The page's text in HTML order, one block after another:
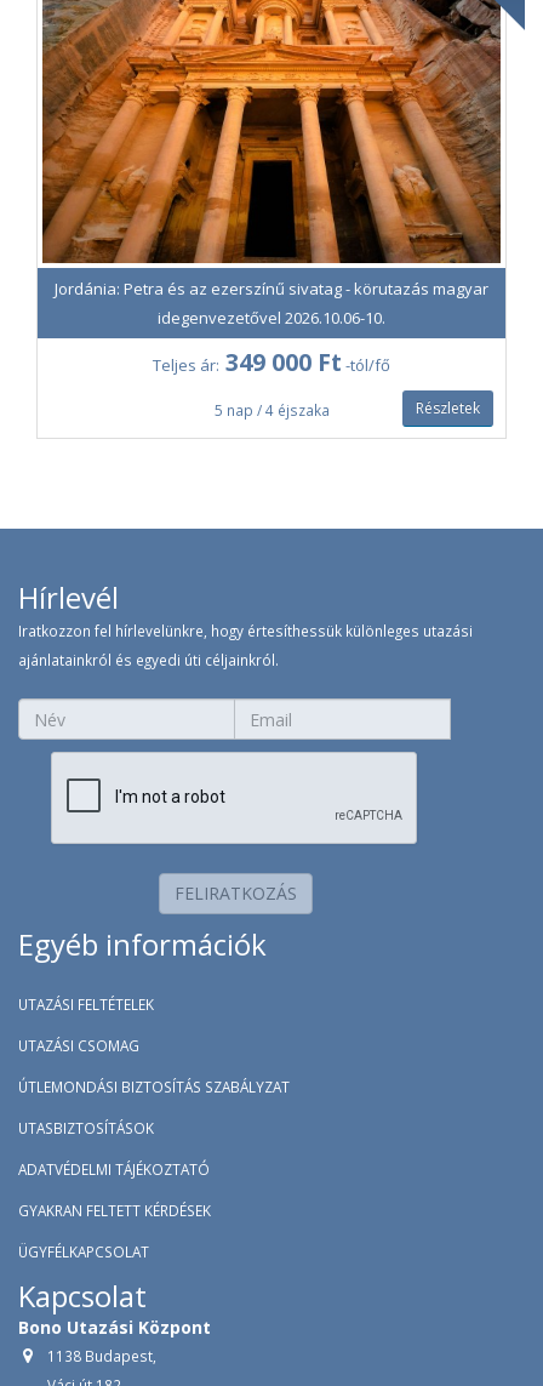
Jordánia: Petra és az ezerszínű sivatag - körutazás magyar
idegenvezetővel 2026.10.06-10.
Teljes ár: 349 000 Ft -tól/fő
5 nap / 4 éjszaka Részletek
Hírlevél
Iratkozzon fel hírlevelünkre, hogy értesíthessük különleges utazási
ajánlatainkról és egyedi úti céljainkról.
FELIRATKOZÁS
Egyéb információk
UTAZÁSI FELTÉTELEK
UTAZÁSI CSOMAG
ÚTLEMONDÁSI BIZTOSÍTÁS SZABÁLYZAT
UTASBIZTOSÍTÁSOK
ADATVÉDELMI TÁJÉKOZTATÓ
GYAKRAN FELTETT KÉRDÉSEK
ÜGYFÉLKAPCSOLAT
Kapcsolat
Bono Utazási Központ
1138 Budapest,